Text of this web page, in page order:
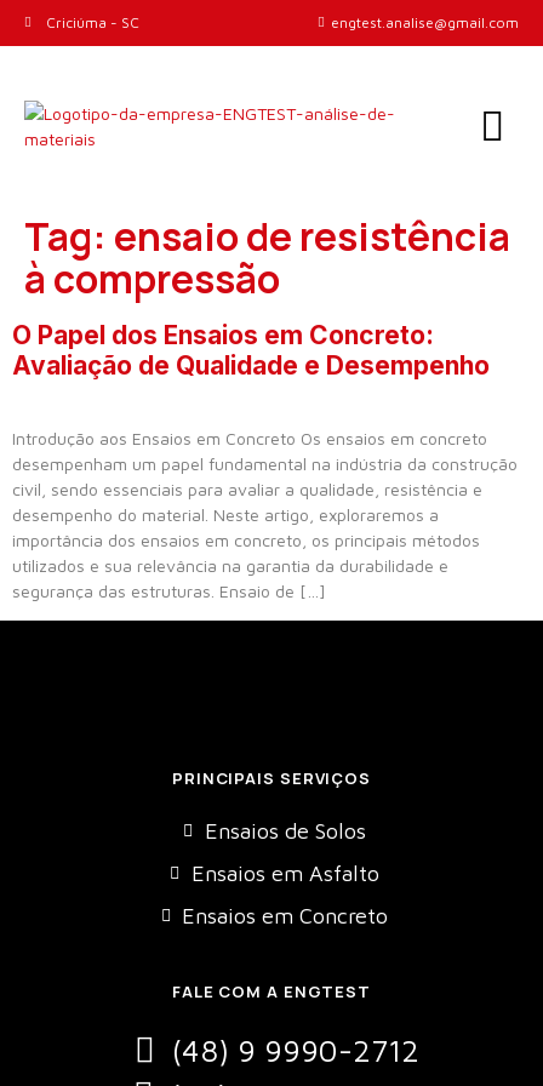
Criciúma - SC engtest.analise@gmail.com
Tag: ensaio de resistência
à compressão
O Papel dos Ensaios em Concreto:
Avaliação de Qualidade e Desempenho
Introdução aos Ensaios em Concreto Os ensaios em concreto
desempenham um papel fundamental na indústria da construção
civil, sendo essenciais para avaliar a qualidade, resistência e
desempenho do material. Neste artigo, exploraremos a
importância dos ensaios em concreto, os principais métodos
utilizados e sua relevância na garantia da durabilidade e
segurança das estruturas. Ensaio de […]
PRINCIPAIS SERVIÇOS
Ensaios de Solos
Ensaios em Asfalto
Ensaios em Concreto
FALE COM A ENGTEST
(48) 9 9990-2712